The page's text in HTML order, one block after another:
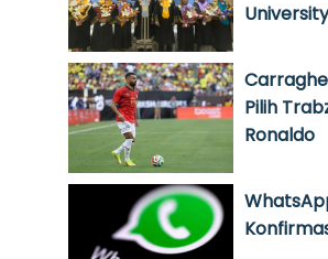
University
Pilih
Ronaldo